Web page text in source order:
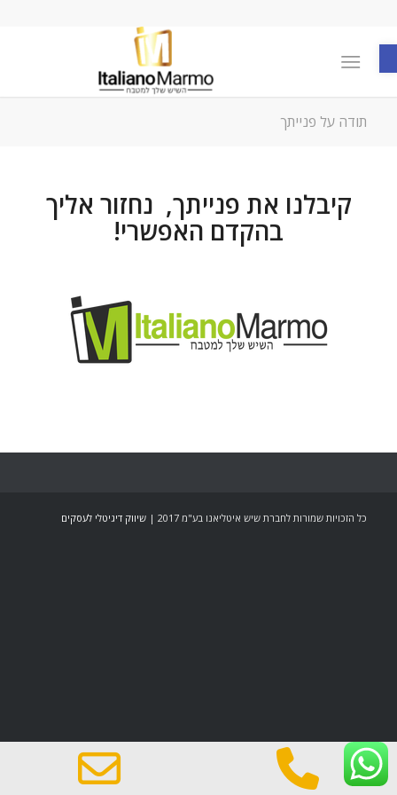
פתח סרגל נגישות
תודה על פנייתך
קיבלנו את פנייתך, נחזור אליך
בהקדם האפשרי!
כל הזכויות שמורות לחברת שיש איטליאנו בע"מ 2017 | שיווק דיגיטלי לעסקים